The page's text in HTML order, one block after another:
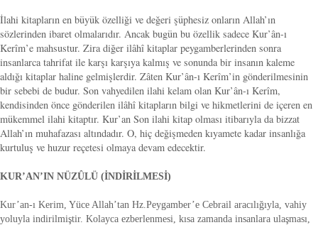
İlahi kitapların en büyük özelliği ve değeri şüphesiz onların Allah’ın
sözlerinden ibaret olmalarıdır. Ancak bugün bu özellik sadece Kur’ân-ı
Kerîm’e mahsustur. Zira diğer ilâhî kitaplar peygamberlerinden sonra
insanlarca tahrifat ile karşı karşıya kalmış ve sonunda bir insanın kaleme
aldığı kitaplar haline gelmişlerdir. Zâten Kur’ân-ı Kerîm’in gönderilmesinin
bir sebebi de budur. Son vahyedilen ilahi kelam olan Kur’ân-ı Kerîm,
kendisinden önce gönderilen ilâhî kitapların bilgi ve hikmetlerini de içeren en
mükemmel ilahi kitaptır. Kur’an Son ilahi kitap olması itibarıyla da bizzat
Allah’ın muhafazası altındadır. O, hiç değişmeden kıyamete kadar insanlığa
kurtuluş ve huzur reçetesi olmaya devam edecektir.
KUR’AN’IN NÜZÛLÜ (İNDİRİLMESİ)
Kur’an-ı Kerim, Yüce Allah’tan Hz.Peygamber’e Cebrail aracılığıyla, vahiy
yoluyla indirilmiştir. Kolayca ezberlenmesi, kısa zamanda insanlara ulaşması,